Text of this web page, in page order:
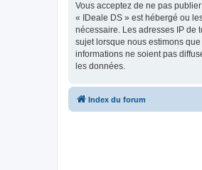
Vous acceptez de ne pas
« IDeale DS » est hébergé ou
nécessaire. Les adresses IP de
sujet lorsque nous estimons
informations ne soient pas
les données.
Index du forum